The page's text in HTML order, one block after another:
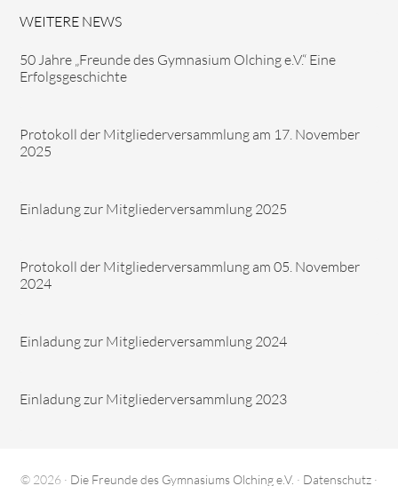
WEITERE NEWS
50 Jahre „Freunde des Gymnasium Olching e.V.“ Eine
Erfolgsgeschichte
Protokoll der Mitgliederversammlung am 17. November
2025
Einladung zur Mitgliederversammlung 2025
Protokoll der Mitgliederversammlung am 05. November
2024
Einladung zur Mitgliederversammlung 2024
Einladung zur Mitgliederversammlung 2023
© 2026 · Die Freunde des Gymnasiums Olching e.V. · Datenschutz ·